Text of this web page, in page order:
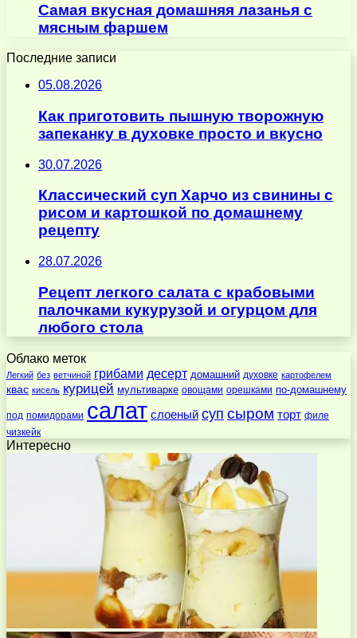
Самая вкусная домашняя лазанья с
мясным фаршем
Последние записи
05.08.2026
Как приготовить пышную творожную
запеканку в духовке просто и вкусно
30.07.2026
Классический суп Харчо из свинины с
рисом и картошкой по домашнему
рецепту
28.07.2026
Рецепт легкого салата с крабовыми
палочками кукурузой и огурцом для
любого стола
Облако меток
Легкий без ветчиной грибами десерт домашний духовке картофелем
квас кисель курицей мультиварке овощами орешками по-домашнему
под помидорами салат слоеный суп сыром торт филе
чизкейк
Интересно